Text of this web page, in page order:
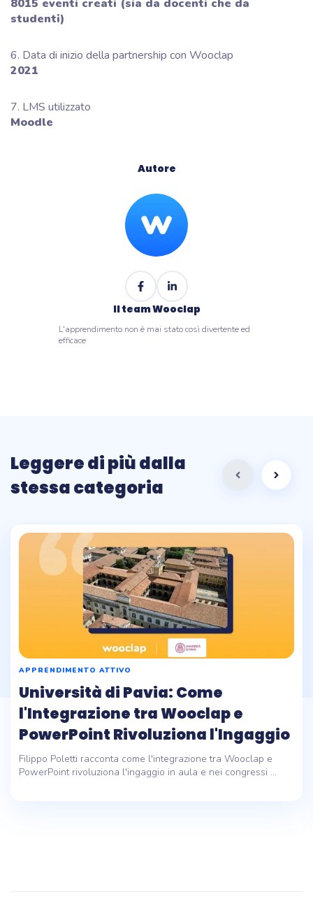
8015 eventi creati (sia da docenti che da
studenti)
6. Data di inizio della partnership con Wooclap
2021
7. LMS utilizzato
Moodle
Autore
Il team Wooclap
L'apprendimento non è mai stato così divertente ed
efficace
Leggere di più dalla
stessa categoria
APPRENDIMENTO ATTIVO
Università di Pavia: Come
l'Integrazione tra Wooclap e
PowerPoint Rivoluziona l'Ingaggio
Filippo Poletti racconta come l'integrazione tra Wooclap e
PowerPoint rivoluziona l'ingaggio in aula e nei congressi ...